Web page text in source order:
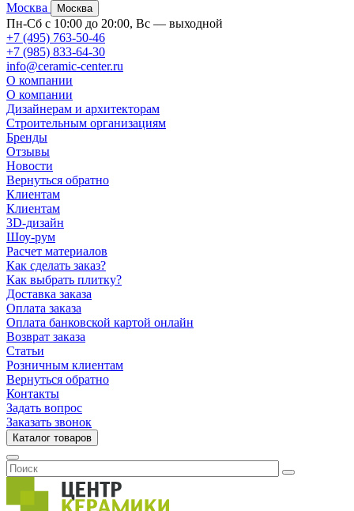
Москва
Москва
Пн-Сб с 10:00 до 20:00, Вс — выходной
+7 (495) 763-50-46
+7 (985) 833-64-30
info@ceramic-center.ru
О компании
О компании
Дизайнерам и архитекторам
Строительным организациям
Бренды
Отзывы
Новости
Вернуться обратно
Клиентам
Клиентам
3D-дизайн
Шоу-рум
Расчет материалов
Как сделать заказ?
Как выбрать плитку?
Доставка заказа
Оплата заказа
Оплата банковской картой онлайн
Возврат заказа
Статьи
Розничным клиентам
Вернуться обратно
Контакты
Задать вопрос
Заказать звонок
Каталог товаров